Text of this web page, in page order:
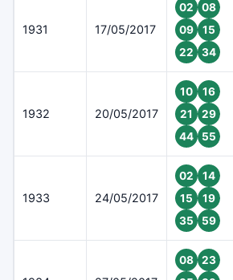
1931 17/05/2017
02
08
09
15
22
34
1932 20/05/2017
10
16
21
29
44
55
1933 24/05/2017
02
14
15
19
35
59
08
23